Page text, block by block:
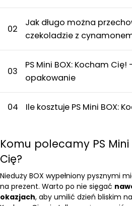
02
Jak długo można
czekoladzie z
03
PS Mini BOX: Kocham
opakowanie
04 Ile kosztuje PS Mini BOX:
Komu polecamy PS Mini
Cię?
Nieduży BOX wypełniony pysznymi
na prezent. Warto po nie sięgać
okazjach, aby umilić dzień bliskim